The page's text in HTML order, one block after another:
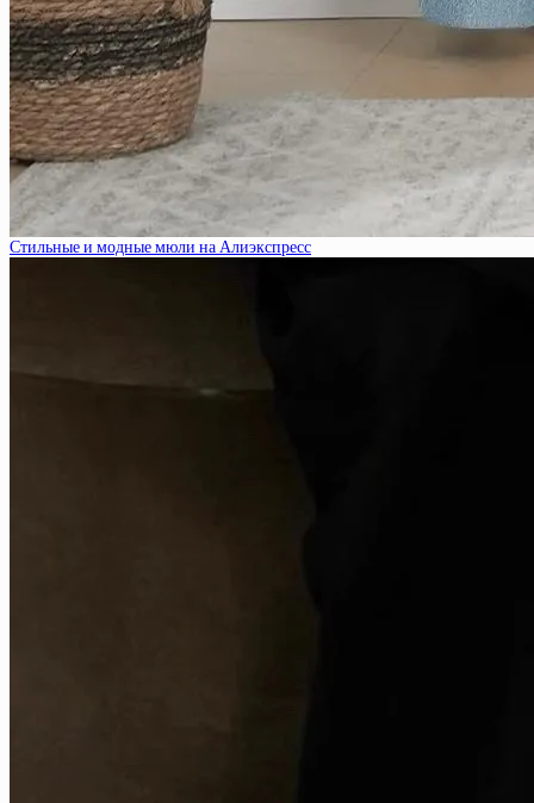
Стильные и модные мюли на Алиэкспресс